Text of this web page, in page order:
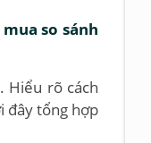
so sánh
Hiểu rõ cách
đây tổng hợp